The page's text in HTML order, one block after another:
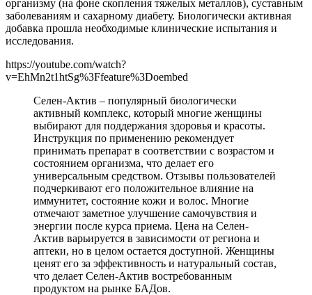
организму (на фоне скопления тяжелых металлов), суставным
заболеваниям и сахарному диабету. Биологически активная
добавка прошла необходимые клинические испытания и
исследования.
https://youtube.com/watch?
v=EhMn2t1htSg%3Ffeature%3Doembed
Селен-Актив – популярный биологически
активный комплекс, который многие женщины
выбирают для поддержания здоровья и красоты.
Инструкция по применению рекомендует
принимать препарат в соответствии с возрастом и
состоянием организма, что делает его
универсальным средством. Отзывы пользователей
подчеркивают его положительное влияние на
иммунитет, состояние кожи и волос. Многие
отмечают заметное улучшение самочувствия и
энергии после курса приема. Цена на Селен-
Актив варьируется в зависимости от региона и
аптеки, но в целом остается доступной. Женщины
ценят его за эффективность и натуральный состав,
что делает Селен-Актив востребованным
продуктом на рынке БАДов.